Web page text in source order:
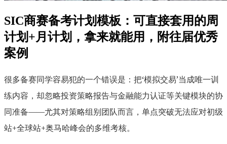
SIC商赛备考计划模板：可直接套用的周
计划+月计划，拿来就能用，附往届优秀
案例
很多备赛同学容易犯的一个错误是：把‘模拟交易’当成唯一训
练内容，却忽略投资策略报告与金融能力认证等关键模块的协
同准备——尤其对策略组别团队而言，单点突破无法应对初级
站+全球站+奥马哈峰会的多维考核。